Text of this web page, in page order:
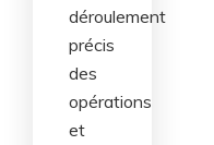
déroulement
précis
des
opérations
et